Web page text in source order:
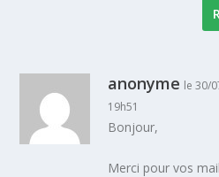
anonyme le 30/
19h51
Bonjour,
Merci pour vos